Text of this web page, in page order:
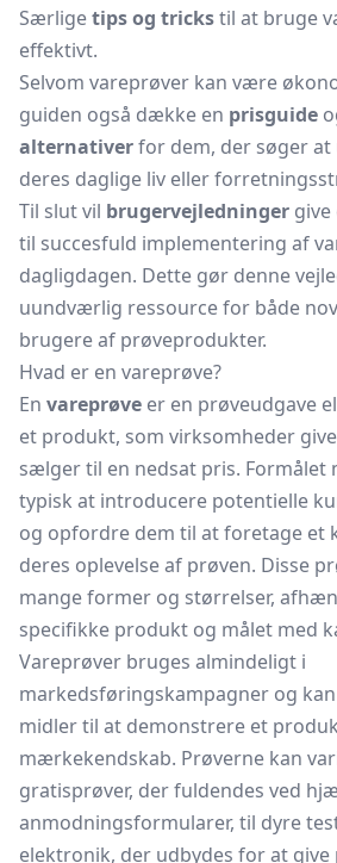
Særligetips og trickstil at bruge
effektivt.
Selvom vareprøver kan være
guiden også dække en prisguide
alternativerfor dem, der søger
deres daglige liv eller
Til slut vil brugervejledninger
til succesfuld implementering af
dagligdagen. Dette gør denne
uundværlig ressource for både
brugere af prøveprodukter.
Hvad er en vareprøve?
En vareprøve er en prøveudgave
et produkt, som virksomheder
sælger til en nedsat pris. Formålet
typisk at introducere potentielle
og opfordre dem til at foretage et
deres oplevelse af prøven. Disse
mange former og størrelser,
specifikke produkt og målet med
Vareprøver bruges almindeligt i
markedsføringskampagner og
midler til at demonstrere et
mærkekendskab. Prøverne kan
gratisprøver, der fuldendes ved
anmodningsformularer, til dyre
elektronik, der udbydes for at